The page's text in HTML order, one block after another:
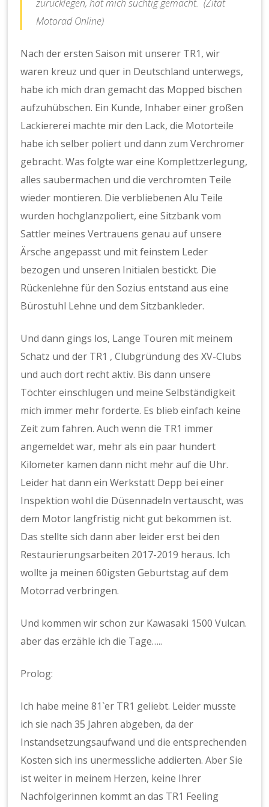
zurücklegen, hat mich süchtig gemacht. (Zitat
Motorad Online)
Nach der ersten Saison mit unserer TR1, wir
waren kreuz und quer in Deutschland unterwegs,
habe ich mich dran gemacht das Mopped bischen
aufzuhübschen. Ein Kunde, Inhaber einer großen
Lackiererei machte mir den Lack, die Motorteile
habe ich selber poliert und dann zum Verchromer
gebracht. Was folgte war eine Komplettzerlegung,
alles saubermachen und die verchromten Teile
wieder montieren. Die verbliebenen Alu Teile
wurden hochglanzpoliert, eine Sitzbank vom
Sattler meines Vertrauens genau auf unsere
Ärsche angepasst und mit feinstem Leder
bezogen und unseren Initialen bestickt. Die
Rückenlehne für den Sozius entstand aus eine
Bürostuhl Lehne und dem Sitzbankleder.
Und dann gings los, Lange Touren mit meinem
Schatz und der TR1 , Clubgründung des XV-Clubs
und auch dort recht aktiv. Bis dann unsere
Töchter einschlugen und meine Selbständigkeit
mich immer mehr forderte. Es blieb einfach keine
Zeit zum fahren. Auch wenn die TR1 immer
angemeldet war, mehr als ein paar hundert
Kilometer kamen dann nicht mehr auf die Uhr.
Leider hat dann ein Werkstatt Depp bei einer
Inspektion wohl die Düsennadeln vertauscht, was
dem Motor langfristig nicht gut bekommen ist.
Das stellte sich dann aber leider erst bei den
Restaurierungsarbeiten 2017-2019 heraus. Ich
wollte ja meinen 60igsten Geburtstag auf dem
Motorrad verbringen.
Und kommen wir schon zur Kawasaki 1500 Vulcan.
aber das erzähle ich die Tage…..
Prolog:
Ich habe meine 81`er TR1 geliebt. Leider musste
ich sie nach 35 Jahren abgeben, da der
Instandsetzungsaufwand und die entsprechenden
Kosten sich ins unermessliche addierten. Aber Sie
ist weiter in meinem Herzen, keine Ihrer
Nachfolgerinnen kommt an das TR1 Feeling